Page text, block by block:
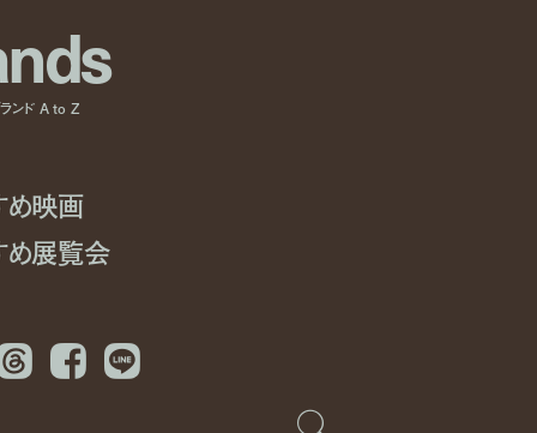
nds
ランド A to Z
映画
展覧会
Facebook LINE